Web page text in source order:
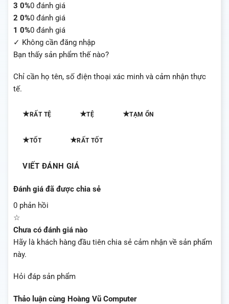
3 0%0 đánh giá
2 0%0 đánh giá
1 0%0 đánh giá
✓ Không cần đăng nhập
Bạn thấy sản phẩm thế nào?
Chỉ cần họ tên, số điện thoại xác minh và cảm nhận thực
tế.
★RẤT TỆ ★TỆ ★TẠM ỔN
★TỐT ★RẤT TỐT
VIẾT ĐÁNH GIÁ
Đánh giá đã được chia sẻ
0 phản hồi
☆
Chưa có đánh giá nào
Hãy là khách hàng đầu tiên chia sẻ cảm nhận về sản phẩm
này.
Hỏi đáp sản phẩm
Thảo luận cùng Hoàng Vũ Computer